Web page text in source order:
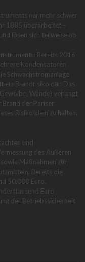
nur mehr schwer
1885 überarbeitet –
lösen sich teilweise ab.
Bereits 2016
Kondensatoren
Schwachstromanlage
ein Brandrisiko dar. Das
Wände) verlangt
Brand der Pariser
Risiko klein zu halten.
und
des Äußeren
Maßnahmen zur
Bereits die
50.000 Euro.
Euro
der Betriebssicherheit